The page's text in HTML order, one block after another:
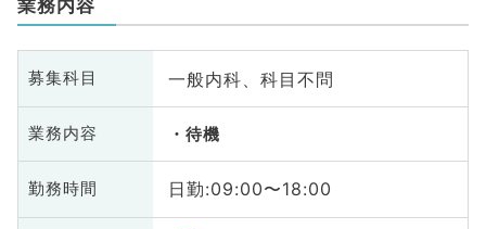
業務内容
募集科目 一般内科、科目不問
業務内容 待機
勤務時間 日勤:09:00〜18:00